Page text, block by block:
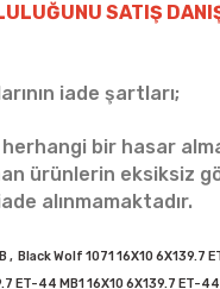
SATIŞ
iade şartları;
bir hasar
ürünlerin eksiksiz
alınmamaktadır.
, Black Wolf 1071 16X10 6X139.7
ET-44 MB1 16X10 6X139.7 ET-